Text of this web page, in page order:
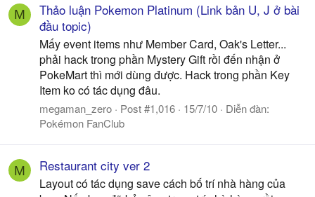
M
Thảo luận Pokemon Platinum (Link bản U, J ở bài
đầu topic)
Mấy event items như Member Card, Oak's Letter...
phải hack trong phần Mystery Gift rồi đến nhận ở
PokeMart thì mới dùng được. Hack trong phần Key
Item ko có tác dụng đâu.
megaman_zero Post #1,016 15/7/10
Diễn đàn:
Pokémon FanClub
M Restaurant city ver 2
Layout có tác dụng save cách bố trí nhà hàng của